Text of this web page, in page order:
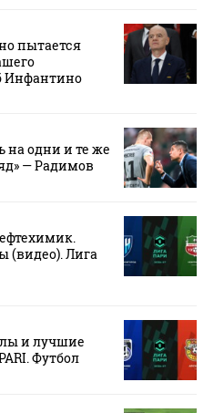
пытается
Инфантино
на одни и те же
— Радимов
(видео). Лига
и лучшие
Футбол